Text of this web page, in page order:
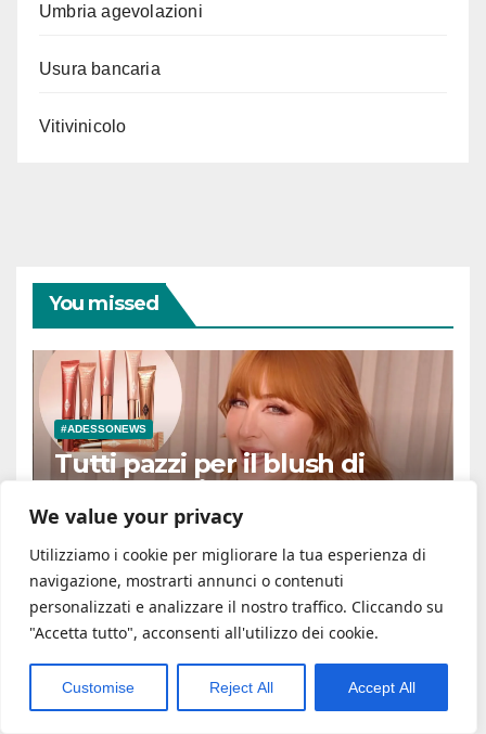
We value your privacy
Utilizziamo i cookie per migliorare la tua esperienza di
navigazione, mostrarti annunci o contenuti
personalizzati e analizzare il nostro traffico. Cliccando su
"Accetta tutto", acconsenti all'utilizzo dei cookie.
Customise Reject All Accept All
Umbria agevolazioni
Usura bancaria
Vitivinicolo
You missed
#ADESSONEWS
Tutti pazzi per il blush di
Charlotte Tilbury: ma cosa c’è
dentro e il dupe di Kiko è
davvero uguale?
6 AGOSTO 2026
Calla, cura e coltivazione –